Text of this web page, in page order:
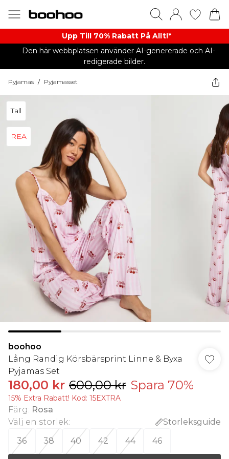
Upp Till 70% Rabatt På Allt!*
Den här webbplatsen använder AI-genererade och AI-
redigerade bilder.
Pyjamas / Pyjamasset
Tall
REA
boohoo
Lång Randig Körsbärsprint Linne & Byxa
Pyjamas Set
180,00 kr 600,00 kr Spara 70%
15% Extra Rabatt! Kod: 15EXTRA
Färg: Rosa
Välj en storlek:
Storleksguide
36
38 40 42 44 46